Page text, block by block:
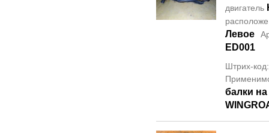
двигатель
Левое
ED001
Штрих-
балки